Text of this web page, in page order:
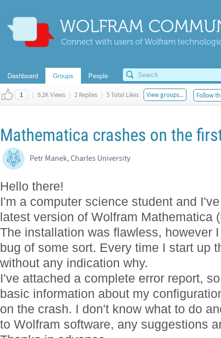
WOLFRAM
Connect with users of Wolfram
Dashboard Groups People
1 | 9.2K Views | 2 Replies | 5 Total Likes View groups... Follow
Mathematica crashes on the
Petr Manek, Charles University
Hello there!
I'm a computer science student and
latest version of Wolfram Mathematica
The installation was flawless, however
bug of some sort. Every time I start up
without any indication why.
I've attached a complete error report,
basic information about my
on the crash. I don't know what to do
to Wolfram software, any suggestions